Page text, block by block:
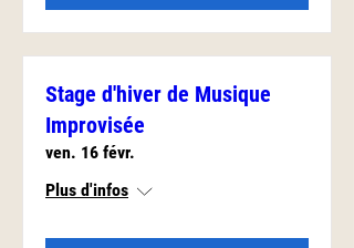
Stage d'hiver de Musique
Improvisée
ven. 16 févr.
Plus d'infos